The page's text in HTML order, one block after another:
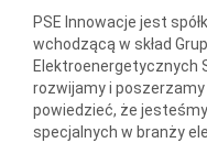
PSE Innowacje jest
wchodzącą w skład
Elektroenergetycznych
rozwijamy i
powiedzieć, że
specjalnych w branży